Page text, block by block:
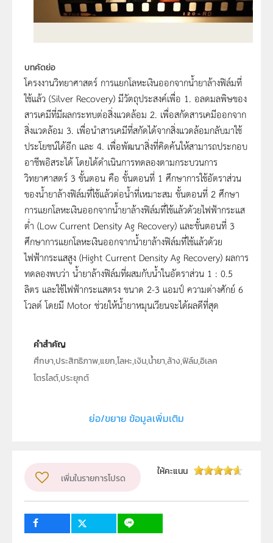
บทคัดย่อ
โครงงานวิทยาศาสตร์ การแยกโลหะเงินออกจากน้ำยาล้างฟิล์มที่
ใช้แล้ว (Silver Recovery) มีวัตถุประสงค์เพื่อ 1. อลดมลพิษของ
สารเคมีที่มีผลกระทบต่อสิ่งแวดล้อม 2. เพื่อสกัดสารเคมีออกจาก
สิ่งแวดล้อม 3. เพื่อนำสารเคมีที่สกัดได้จากสิ่งแวดล้อมกลับมาใช้
ประโยชน์ได้อีก และ 4. เพื่อพัฒนาสิ่งที่คิดค้นให้สามารถประกอบ
อาชีพอิสระได้ โดยได้ดำเนินการทดลองตามกระบวนการ
วิทยาศาสตร์ 3 ขั้นตอน คือ ขั้นตอนที่ 1 ศึกษาการใช้อัตราส่วน
ของน้ำยาล้างฟิล์มที่ใช้แล้วต่อน้ำที่เหมาะสม ขั้นตอนที่ 2 ศึกษา
การแยกโลหะเงินออกจากน้ำยาล้างฟิล์มที่ใช้แล้วด้วยไฟฟ้ากระแส
ต่ำ (Low Current Density Ag Recovery) และขั้นตอนที่ 3
ศึกษาการแยกโลหะเงินออกจากน้ำยาล้างฟิล์มที่ใช้แล้วด้วย
ไฟฟ้ากระแสสูง (Hight Current Density Ag Recovery) ผลการ
ทดลองพบว่า น้ำยาล้างฟิล์มที่ผสมกับน้ำในอัตราส่วน 1 : 0.5
ลิตร และใช้ไฟฟ้ากระแสตรง ขนาด 2-3 แอมป์ ความต่างศักย์ 6
โวลต์ โดยมี Motor ช่วยให้น้ำยาหมุนเวียนจะได้ผลดีที่สุด
คำสำคัญ
ศึกษา,ประสิทธิภาพ,แยก,โลหะ,เงิน,น้ำยา,ล้าง,ฟิล์ม,อิเลค
โตรไลต์,ประยุกต์
เด็กหญิงนันทรัตน์ บุญช่วย, เด็กหญิงสุธิดาวดี มณีพงศ์,เด็ก
ระดับชั้น
ย่อ/ขยาย ข้อมูลเพิ่มเติม
เพิ่มในรายการโปรด
ให้คะแนน